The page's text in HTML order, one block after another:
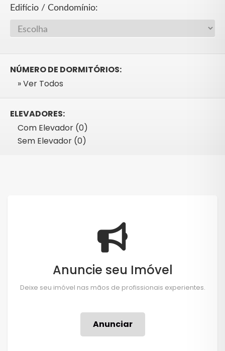
Edifício / Condomínio:
NÚMERO DE DORMITÓRIOS:
» Ver Todos
ELEVADORES:
Com Elevador (0)
Sem Elevador (0)
Anuncie seu Imóvel
Deixe seu imóvel nas mãos de profissionais experientes.
Anunciar